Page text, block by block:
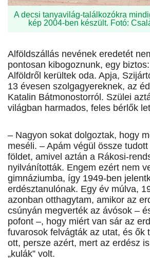
A decsi tanyavilág-találkozókra
kép 2004-ben készült. Fotó:
Alföldszállás nevének eredetét
pontosan kibogoznunk, egy
Alföldről kerültek oda. Apja,
13 évesen szolgagyereknek, az
Katalin Bátmonostorról. Szülei
világban harmados, feles bérlők
– Nagyon sokat dolgoztak, hogy
meséli. – Apám végül össze
földet, amivel aztán a Rákosi-
nyilvánították. Engem ezért nem
gimnáziumba, így 1949-ben
erdésztanulónak. Egy év múlva,
azonban otthagytam, amikor az
csúnyán megverték az ávósok –
pofont –, hogy miért van sár az
fuvarosok felvágták az utat, és ők
ott, persze azért, mert az erdész
„kulák” volt.